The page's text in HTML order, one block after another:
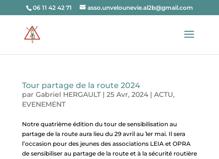
06 11 42 42 71 asso.unvelounevie.al2b@gmail.com
Tour partage de la route 2024
par Gabriel HERGAULT| 25 Avr, 2024| ACTU,
EVENEMENT
Notre quatrième édition du tour de sensibilisation au
partage de la route aura lieu du 29 avril au 1er mai. Il sera
l’occasion pour des jeunes des associations LEIA et OPRA
de sensibiliser au partage de la route et à la sécurité routière